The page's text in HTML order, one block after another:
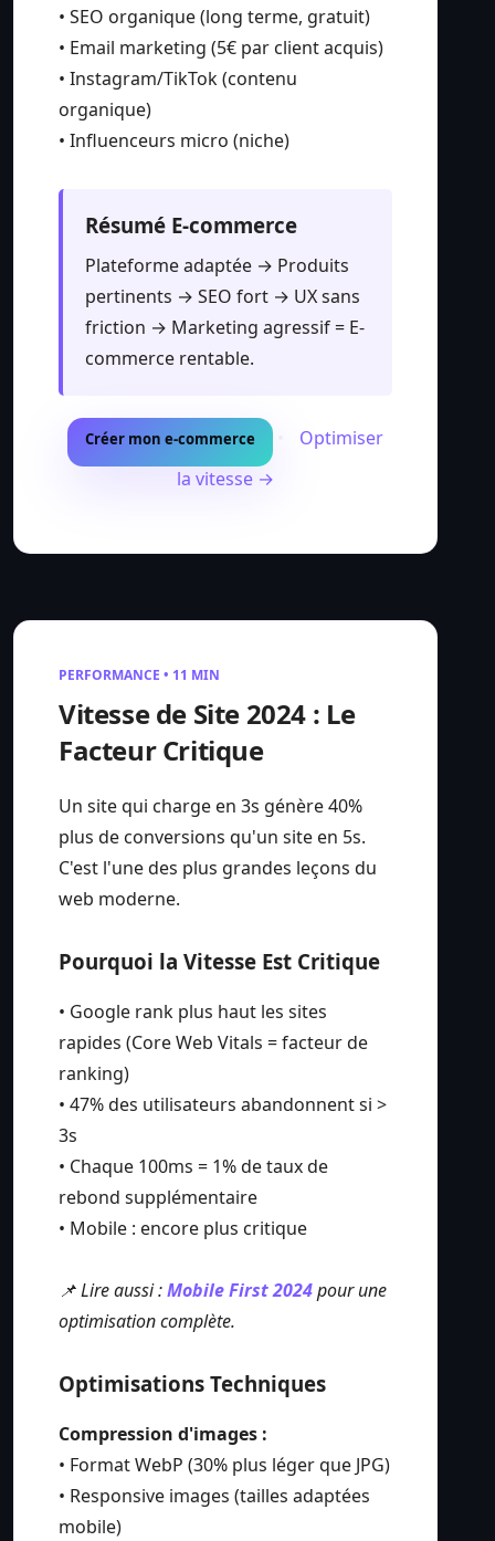
• SEO organique (long terme, gratuit)
• Email marketing (5€ par client acquis)
• Instagram/TikTok (contenu
organique)
• Influenceurs micro (niche)
Résumé E-commerce
Plateforme adaptée → Produits
pertinents → SEO fort → UX sans
friction → Marketing agressif = E-
commerce rentable.
Créer mon e-commerce
Optimiser
la vitesse →
PERFORMANCE • 11 MIN
Vitesse de Site 2024 : Le
Facteur Critique
Un site qui charge en 3s génère 40%
plus de conversions qu'un site en 5s.
C'est l'une des plus grandes leçons du
web moderne.
Pourquoi la Vitesse Est Critique
• Google rank plus haut les sites
rapides (Core Web Vitals = facteur de
ranking)
• 47% des utilisateurs abandonnent si >
3s
• Chaque 100ms = 1% de taux de
rebond supplémentaire
• Mobile : encore plus critique
📌 Lire aussi :Mobile First 2024pour une
optimisation complète.
Optimisations Techniques
Compression d'images :
• Format WebP (30% plus léger que JPG)
• Responsive images (tailles adaptées
mobile)